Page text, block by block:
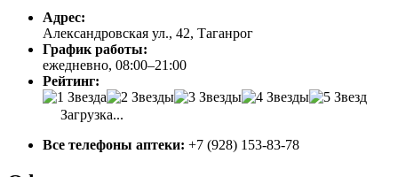
Адрес:
Александровская ул., 42, Таганрог
График работы:
ежедневно, 08:00–21:00
Рейтинг:
Загрузка...
Все телефоны аптеки: +7 (928) 153-83-78